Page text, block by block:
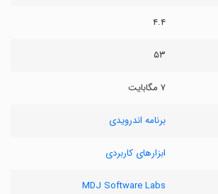
۴.۴
۵۳
۷ مگابایت
برنامه اندرویدی
ابزارهای کاربردی
MDJ Software Labs